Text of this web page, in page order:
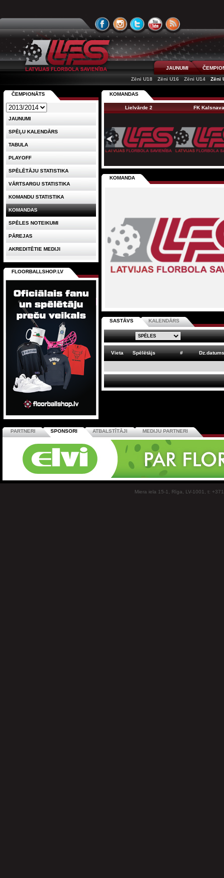
JAUNUMI
Zēni U18
Zēni U16 Zēni U14 Zēni
KOMANDAS
Lielvārde 2 FK Kalsnava
KOMANDA
SASTĀVS KALENDĀRS
Vieta Spēlētājs # Dz.datums
ČEMPIONĀTS
JAUNUMI
SPĒĻU KALENDĀRS
TABULA
PLAYOFF
SPĒLĒTĀJU STATISTIKA
VĀRTSARGU STATISTIKA
KOMANDU STATISTIKA
KOMANDAS
SPĒLES NOTEIKUMI
PĀREJAS
AKREDITĒTIE MEDIJI
FLOORBALLSHOP.LV
PARTNERI SPONSORI ATBALSTĪTĀJI MEDIJU PARTNERI
Miera iela 15-1, Rīga, LV-1001, t: